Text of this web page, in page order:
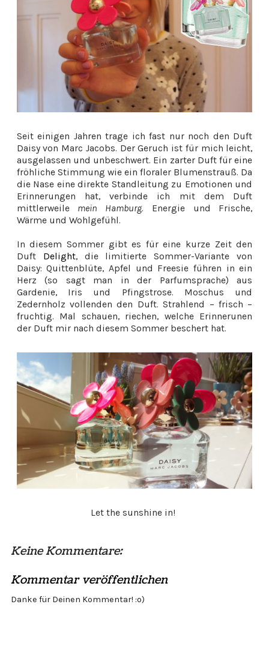
Seit einigen Jahren trage ich fast nur noch den Duft
Daisy von Marc Jacobs. Der Geruch ist für mich leicht,
ausgelassen und unbeschwert. Ein zarter Duft für eine
fröhliche Stimmung wie ein floraler Blumenstrauß. Da
die Nase eine direkte Standleitung zu Emotionen und
Erinnerungen hat, verbinde ich mit dem Duft
mittlerweile mein Hamburg. Energie und Frische,
Wärme und Wohlgefühl.
In diesem Sommer gibt es für eine kurze Zeit den
Duft Delight, die limitierte Sommer-Variante von
Daisy: Quittenblüte, Apfel und Freesie führen in ein
Herz (so sagt man in der Parfumsprache) aus
Gardenie, Iris und Pfingstrose. Moschus und
Zedernholz vollenden den Duft. Strahlend – frisch –
fruchtig. Mal schauen, riechen, welche Erinnerunen
der Duft mir nach diesem Sommer beschert hat.
Let the sunshine in!
Keine Kommentare:
Kommentar veröffentlichen
Danke für Deinen Kommentar! :o)